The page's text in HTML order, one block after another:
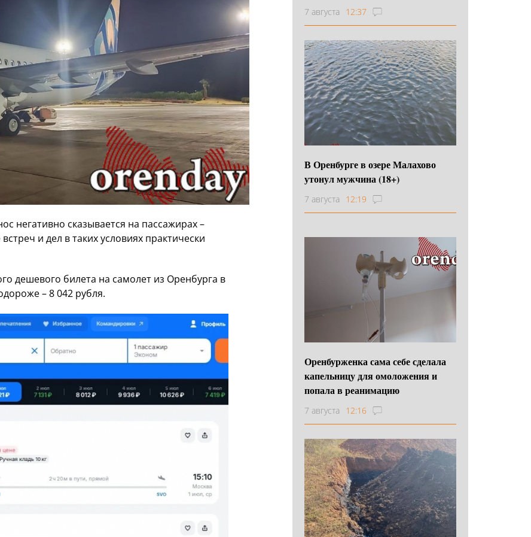
негативно сказывается на пассажирах –
и дел в таких условиях практически
дешевого билета на самолет из Оренбурга в
– 8 042 рубля.
7 августа 12:37
В Оренбурге в озере Малахово
утонул мужчина (18+)
7 августа 12:19
Оренбурженка сама себе сделала
капельницу для омоложения и
попала в реанимацию
7 августа 12:16